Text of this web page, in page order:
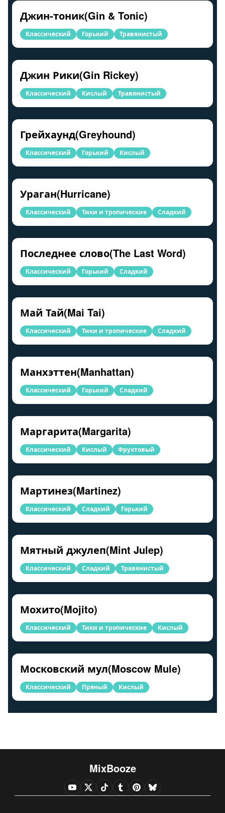
Джин-тоник(Gin & Tonic)
Классический Горький Травянистый
Джин Рики(Gin Rickey)
Классический Кислый Травянистый
Грейхаунд(Greyhound)
Классический Горький Кислый
Ураган(Hurricane)
Классический Тики и тропические Сладкий
Последнее слово(The Last Word)
Классический Горький Сладкий
Май Тай(Mai Tai)
Классический Тики и тропические Сладкий
Манхэттен(Manhattan)
Классический Горький Сладкий
Маргарита(Margarita)
Классический Кислый Фруктовый
Мартинез(Martinez)
Классический Сладкий Горький
Мятный джулеп(Mint Julep)
Классический Сладкий Травянистый
Мохито(Mojito)
Классический Тики и тропические Кислый
Московский мул(Moscow Mule)
Классический Пряный Кислый
MixBooze